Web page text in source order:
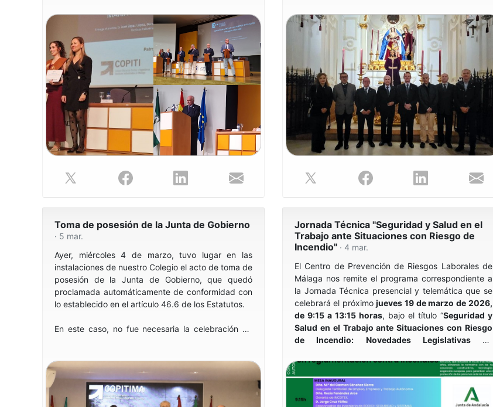
animándolos a afrontar con ilusión y compromiso
los retos del ejercicio profesional. Asimismo,
aprovechó la ocasión para presentar el Colegio
como el espacio de referencia que los acogerá y
apoyará en su desarrollo profesional en Málaga.
El acto sirvió para reconocer a los nuevos titulados
de las especialidades de Ingeniería en Energía,
Ingeniería Eléctrica, Ingeniería en Electrónica
Industrial, Ingeniería Mecánica e Ingeniería en
Diseño Industrial y Desarrollo del Producto, así
como a los egresados de los dobles grados
¡Muchas felicidades!
Durante la ceremonia, se elevó una oración por el
eterno descanso de los compañeros:
D. José Rueda Briales
D. José Luis Cansino Campuzano
D. Juan Enríquez Millón
D. Eleuterio Fermín Hernández Linares
D. Juan Carlos Guerrero Gómez
La celebración de esta misa constituye una
tradición significativa dentro del calendario de
COPITIMA, reafirmando el compromiso de la
institución con la memoria y el reconocimiento de
quienes han formado parte de la profesión.
los compañeros, manteniendo vivo su recuerdo
entre todos los miembros de la comunidad colegial.
Toma de posesión de la Junta de Gobierno
· 5 mar.
Ayer, miércoles 4 de marzo, tuvo lugar en las
instalaciones de nuestro Colegio el acto de toma de
posesión de la Junta de Gobierno, que quedó
proclamada automáticamente de conformidad con
lo establecido en el artículo 46.6 de los Estatutos.
En este caso, no fue necesaria la celebración de
quedando proclamada la Junta de Gobierno de
forma directa según lo previsto en la normativa
Jornada Técnica "Seguridad y Salud en el
Trabajo ante Situaciones con Riesgo de
Incendio" · 4 mar.
El Centro de Prevención de Riesgos Laborales de
Málaga nos remite el programa correspondiente a
la Jornada Técnica presencial y telemática que se
celebrará el próximo jueves 19 de marzo de 2026,
de 9:15 a 13:15 horas, bajo el título “Seguridad y
Salud en el Trabajo ante Situaciones con Riesgo
de Incendio: Novedades Legislativas en
colaboración con RODICH SEGURIDAD Y
SISTEMAS, INCOTEX, la Universidad de Málaga,
LAGEPYME y la Asociación Profesional de Técnicos
de Bomberos (APTB).